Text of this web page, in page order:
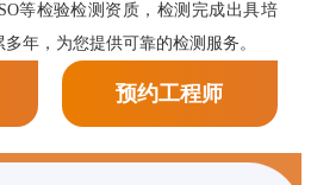
等检验检测资质，检测完成出具培
年，为您提供可靠的检测服务。
预约工程师